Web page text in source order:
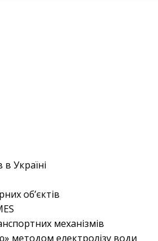
Україні
об’єктів
механізмів
методом електролізу води